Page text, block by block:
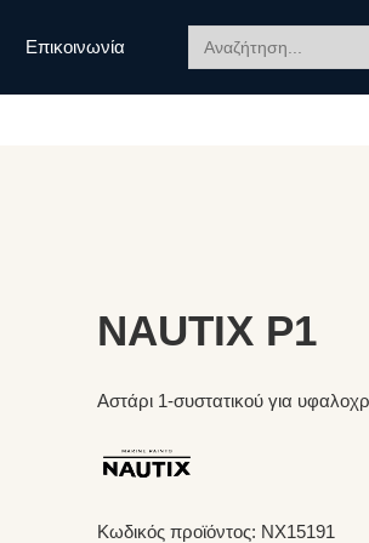
Επικοινωνία
for:
NAUTIX P1
Αστάρι 1-συστατικού για
Κωδικός προϊόντος: NX15191